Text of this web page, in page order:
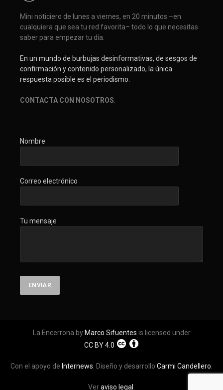
Mini noticiero de lunes a viernes, en 20 minutos –en
cualquiera que sea tu red favorita– todo lo que necesitas
saber para empezar tu día.
En un mundo de burbujas desinformativas, de sesgos de
confirmación y contenido personalizado, la única
respuesta posible es el periodismo.
CONTACTA CON NOSOTROS
Nombre
Correo electrónico
Tu mensaje
La Encerrona by Marco Sifuentes is licensed under
CC BY 4.0
Con el apoyo de Internews . Diseño y desarrollo Carmi Candellero
Veraviso legal